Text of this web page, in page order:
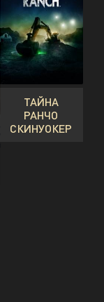
ТАЙНА
РАНЧО
СКИНУОКЕР